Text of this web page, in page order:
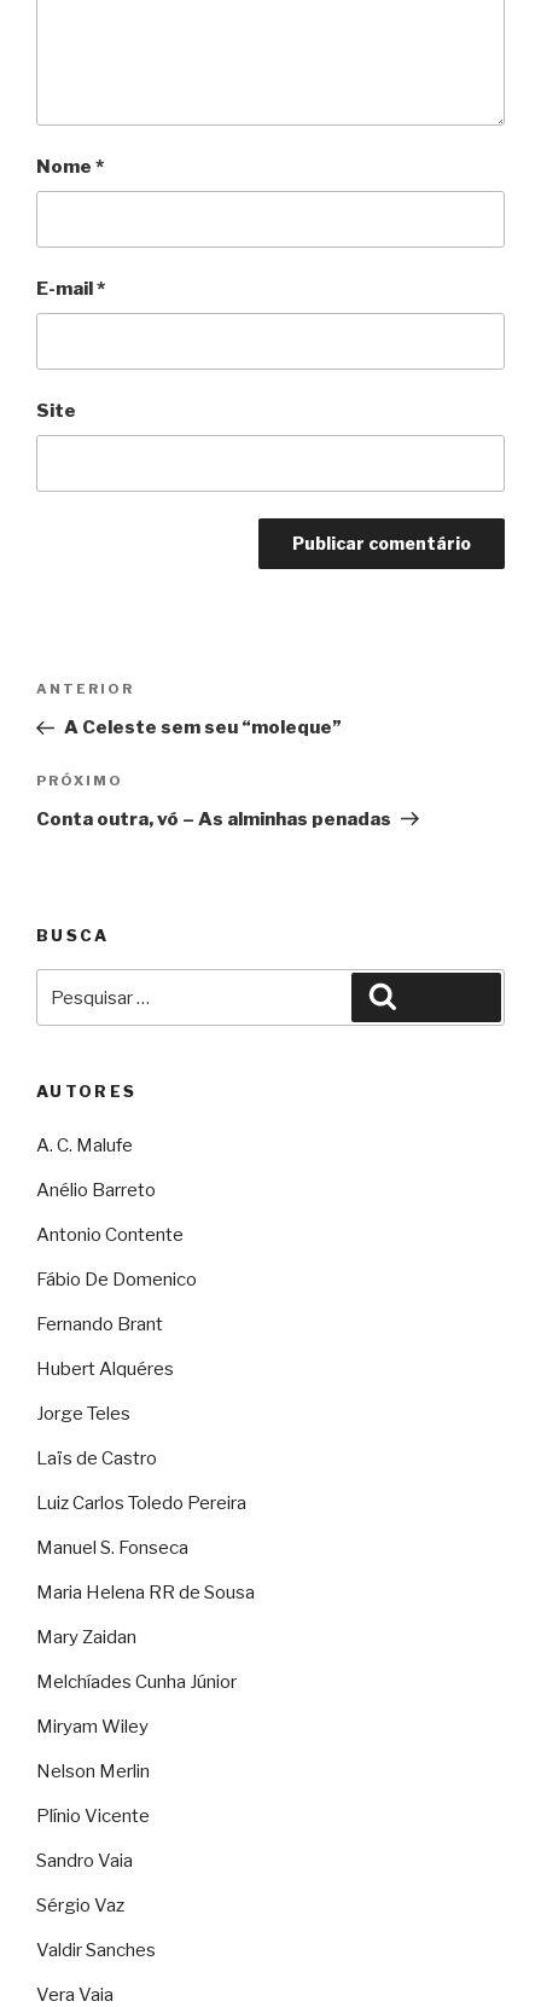
Nome *
E-mail *
Site
Post
Anterior
ANTERIOR
A Celeste sem seu “moleque”
Próximo
PRÓXIMO
Conta outra, vó – As alminhas penadas
BUSCA
AUTORES
A. C. Malufe
Anélio Barreto
Antonio Contente
Fábio De Domenico
Fernando Brant
Hubert Alquéres
Jorge Teles
Laïs de Castro
Luiz Carlos Toledo Pereira
Manuel S. Fonseca
Maria Helena RR de Sousa
Mary Zaidan
Melchíades Cunha Júnior
Miryam Wiley
Nelson Merlin
Plínio Vicente
Sandro Vaia
Sérgio Vaz
Valdir Sanches
Vera Vaia